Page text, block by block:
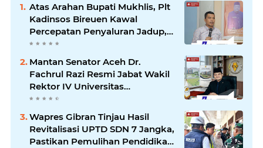
Atas Arahan Bupati Mukhlis, Plt
Kadinsos Bireuen Kawal
Percepatan Penyaluran Jadup,
Intens Berkoordinasi dengan
Mantan Senator Aceh Dr.
Fachrul Razi Resmi Jabat Wakil
Rektor IV Universitas
Kartamulia Purwakarta
Wapres Gibran Tinjau Hasil
Revitalisasi UPTD SDN 7 Jangka,
Pastikan Pemulihan Pendidikan